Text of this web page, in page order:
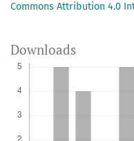
Commons Attribution 4.0
Downloads